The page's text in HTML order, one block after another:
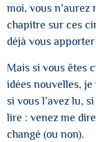
moi, vous
chapitre sur ces
déjà vous
Mais si vous êtes
idées nouvelles,
si vous l’avez lu,
lire : venez me
changé (ou non).